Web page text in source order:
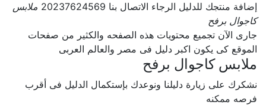
إضافة منتجك للدليل الرجاء الاتصال بنا 20237624569
ملابس
كاجوال برفح
جارى الآن تجميع محتويات هذه الصفحه والكثير من صفحات
الموقع كى يكون اكبر دليل فى مصر والعالم العربى
ملابس كاجوال برفح
نشكرك على زيارة دليلنا ونوعدك بإستكمال الدليل فى أقرب
فرصه ممكنه